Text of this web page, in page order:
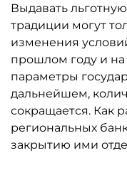
Выдавать
традиции могут
изменения
прошлом году и на
параметры
дальнейшем,
сокращается. Как
региональных
закрытию ими